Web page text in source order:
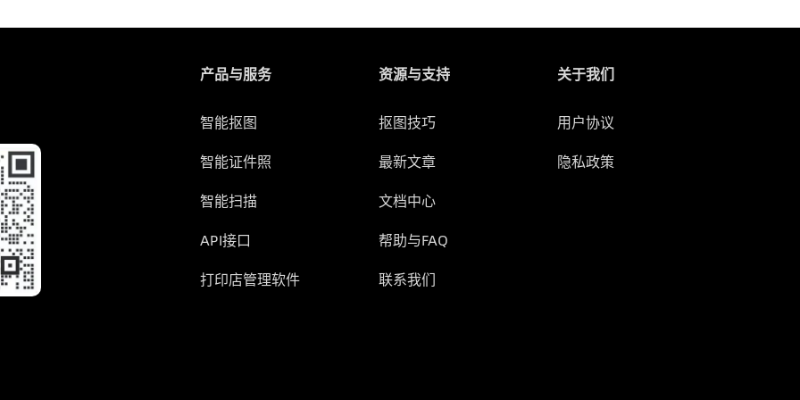
产品与服务
智能抠图
智能证件照
智能扫描
API接口
打印店管理软件
资源与支持
抠图技巧
最新文章
文档中心
帮助与FAQ
联系我们
关于我们
用户协议
隐私政策